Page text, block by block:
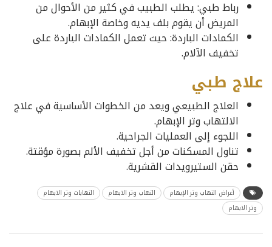
رباط طبي: يطلب الطبيب في كثير من الأحوال من
المريض أن يقوم بلف يديه وخاصة الإبهام.
الكمادات الباردة: حيث تعمل الكمادات الباردة على
تخفيف الآلام.
علاج طبي
العلاج الطبيعي ويعد من الخطوات الأساسية في علاج
الالتهاب وتر الإبهام.
اللجوء إلى العمليات الجراحية.
تناول المسكنات من أجل تخفيف الألم بصورة مؤقتة.
حقن الستيرويدات القشرية.
أعراض التهاب وتر الإبهام التهاب وتر الابهام
التهابات وتر الابهام
وتر الابهام